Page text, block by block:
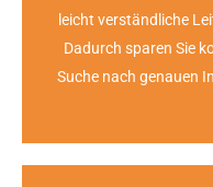
leicht verständliche
Dadurch sparen Sie
Suche nach genauen